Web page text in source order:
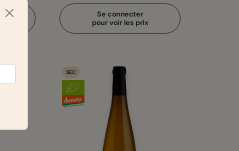
Se connecter
pour voir les prix
SEC